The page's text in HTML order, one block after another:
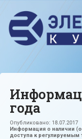
года
Опубликовано: 18.07.2017
Информация о наличии
доступа к регулируемым